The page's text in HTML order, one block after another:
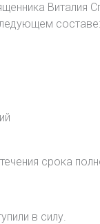
Виталия
составе:
срока
в силу.